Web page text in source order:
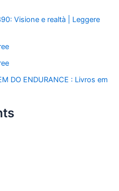
Visione e realtà | Leggere
DO ENDURANCE : Livros em